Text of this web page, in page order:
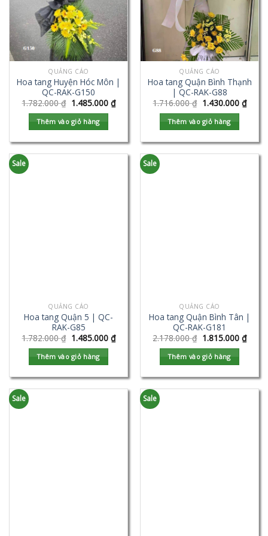
QUẢNG CÁO
Hoa tang Huyện Hóc Môn |
QC-RAK-G150
1.782.000₫ 1.485.000 ₫
Thêm vào giỏ hàng
QUẢNG CÁO
Hoa tang Quận Bình Thạnh
| QC-RAK-G88
1.716.000₫ 1.430.000 ₫
Thêm vào giỏ hàng
Sale
QUẢNG CÁO
Hoa tang Quận 5 | QC-
RAK-G85
1.782.000₫ 1.485.000 ₫
Thêm vào giỏ hàng
Sale
QUẢNG CÁO
Hoa tang Quận Bình Tân |
QC-RAK-G181
2.178.000₫ 1.815.000 ₫
Thêm vào giỏ hàng
Sale Sale